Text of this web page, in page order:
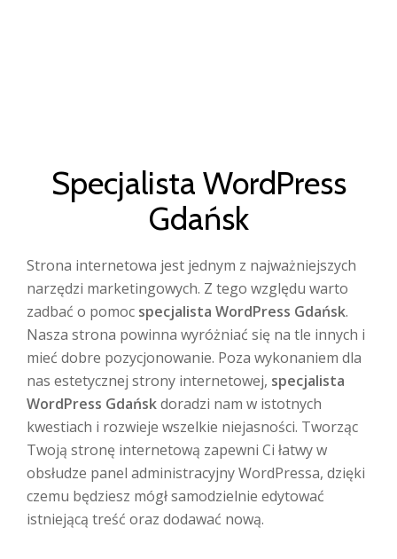
Specjalista WordPress
Gdańsk
Strona internetowa jest jednym z najważniejszych
narzędzi marketingowych. Z tego względu warto
zadbać o pomoc specjalista WordPress Gdańsk.
Nasza strona powinna wyróżniać się na tle innych i
mieć dobre pozycjonowanie. Poza wykonaniem dla
nas estetycznej strony internetowej, specjalista
WordPress Gdańskdoradzi nam w istotnych
kwestiach i rozwieje wszelkie niejasności. Tworząc
Twoją stronę internetową zapewni Ci łatwy w
obsłudze panel administracyjny WordPressa, dzięki
czemu będziesz mógł samodzielnie edytować
istniejącą treść oraz dodawać nową.